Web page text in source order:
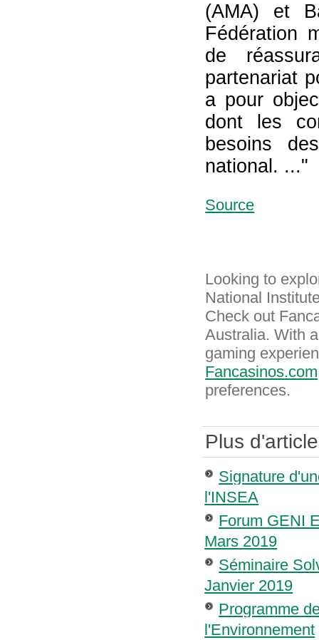
(AMA) et
Fédération
de
partenariat
a pour
dont les
besoins
national. ..."
Source
Looking to
National
Check out
Australia. With
gaming
Fancasinos.com
preferences.
Plus
Signature
l'INSEA
Forum GENI
Mars 2019
Séminaire
Janvier 2019
Programme
l'Environnement